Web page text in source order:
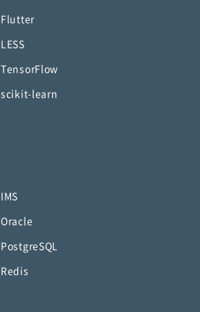
Flutter
LESS
TensorFlow
scikit-learn
IMS
Oracle
PostgreSQL
Redis